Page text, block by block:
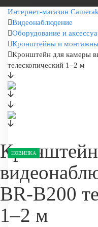
Интернет-магазин
Видеонаблюдение
Оборудование и
Кронштейны и
Кронштейн для камеры
телескопический 1–2 м
НОВИНКА
BR-B200
1–2 м